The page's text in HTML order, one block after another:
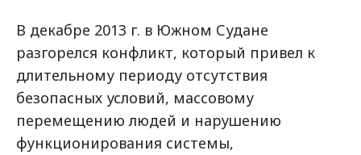
В декабре 2013 г. в Южном Судане
разгорелся конфликт, который привел к
длительному периоду отсутствия
безопасных условий, массовому
перемещению людей и нарушению
функционирования системы,